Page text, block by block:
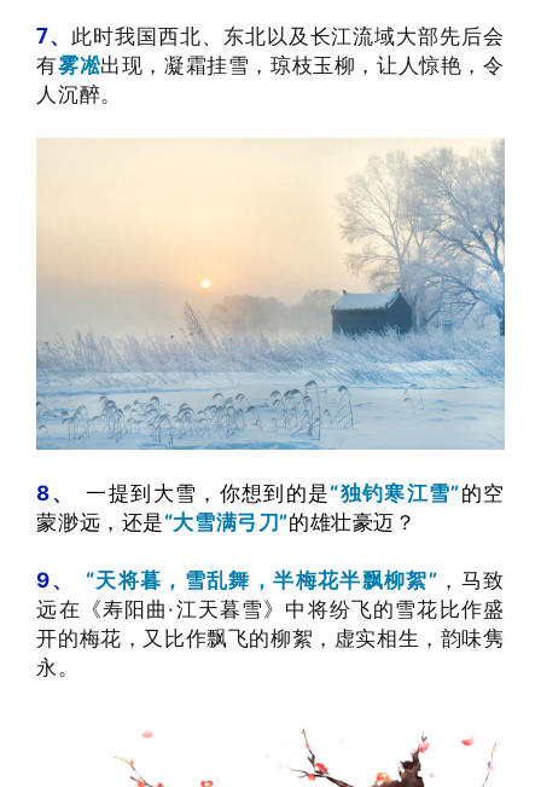
7、 此时我国西北、东北以及长江流域大部先后会
有雾凇出现，凝霜挂雪，琼枝玉柳， 让人惊艳，令
人沉醉。
8、 一提到大雪，你想到的是“独钓寒江雪”的空
蒙渺远，还是“大雪满弓刀”的雄壮豪迈？
9、 “天将暮，雪乱舞，半梅花半飘柳絮” ，马致
远在《寿阳曲·江天暮雪》中将纷飞的雪花比作盛
开的梅花， 又比作飘飞的柳絮， 虚实相生， 韵味隽
永。